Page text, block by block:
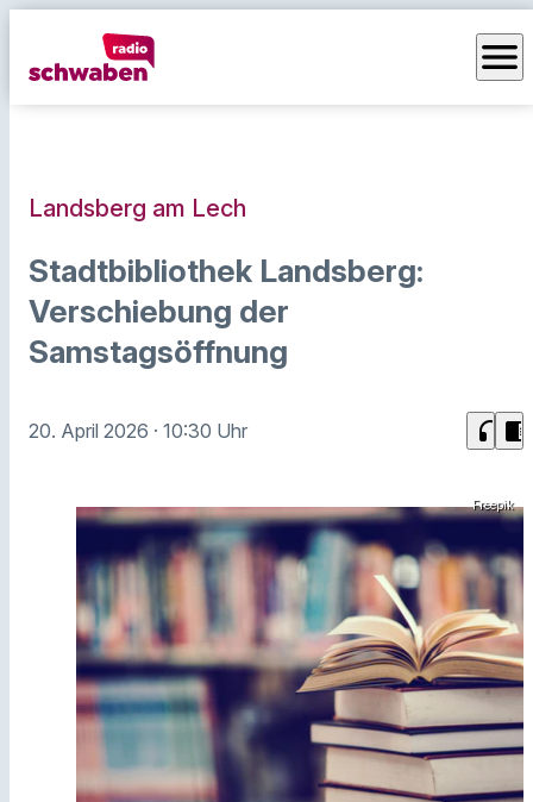
menu
Landsberg am Lech
Stadtbibliothek Landsberg:
Verschiebung der
Samstagsöffnung
20. April 2026 · 10:30 Uhr headphones chrome_reader_mode
Freepik